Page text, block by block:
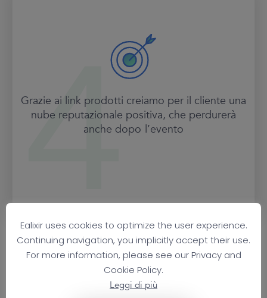
Grazie ai link prodotti creiamo per il cliente una
nube reputazionale positiva, che perdurerà
anche dopo l’evento
Ealixir uses cookies to optimize the user experience.
Continuing navigation, you implicitly accept their use.
For more information, please see our Privacy and
Cookie Policy.
Leggi di più